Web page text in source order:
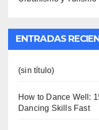
ENTRADAS
(sin título)
How to Dance Well:
Dancing Skills Fast